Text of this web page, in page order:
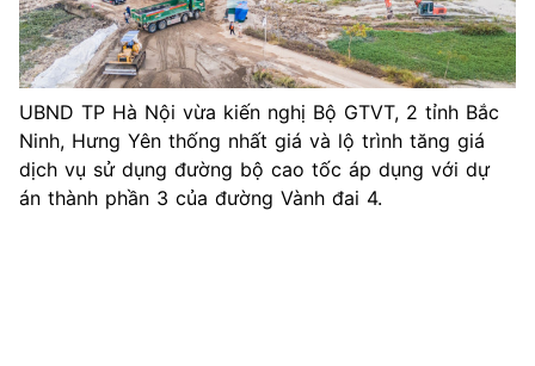
UBND TP Hà Nội vừa kiến nghị Bộ GTVT, 2 tỉnh Bắc
Ninh, Hưng Yên thống nhất giá và lộ trình tăng giá
dịch vụ sử dụng đường bộ cao tốc áp dụng với dự
án thành phần 3 của đường Vành đai 4.